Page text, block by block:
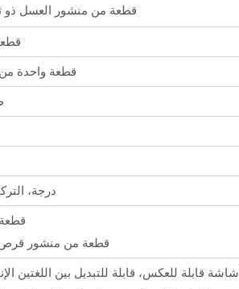
1 قطعة من منشور العسل
1 قطعة
قطعة واحدة
1.3 درجة،
1 قطعة 14 لونًا + عجلة بيضاء + تأثيرات نصف ملونة
1 قطعة من منشور قرص العسل
شاشة قابلة للعكس، قابلة للتبديل بين اللغتين